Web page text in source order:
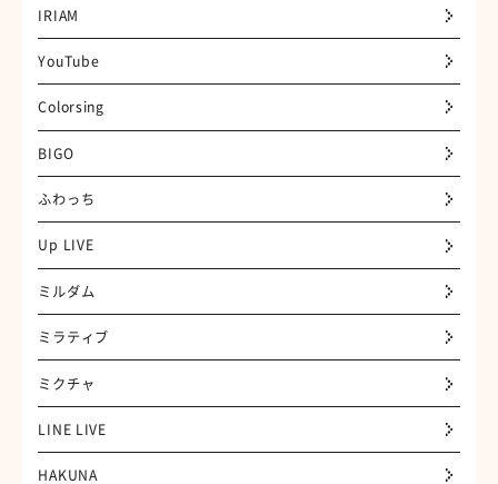
IRIAM
YouTube
Colorsing
BIGO
ふわっち
Up LIVE
ミルダム
ミラティブ
ミクチャ
LINE LIVE
HAKUNA